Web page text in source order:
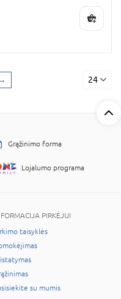
24
Grąžinimo forma
Lojalumo programa
PIRKĖJUI
taisyklės
su mumis